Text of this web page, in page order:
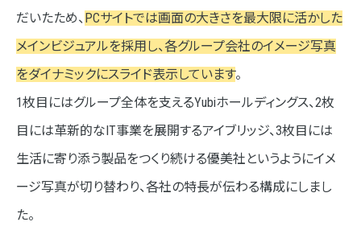
だいたため、 PCサイトでは画面の大きさを最大限に活かした
メインビジュアルを採用し、各グループ会社のイメージ写真
をダイナミックにスライド表示しています。
1枚目にはグループ全体を支えるYubiホールディングス、2枚
目には革新的なIT事業を展開するアイブリッジ、3枚目には
生活に寄り添う製品をつくり続ける優美社というようにイメ
ージ写真が切り替わり、各社の特長が伝わる構成にしまし
た。